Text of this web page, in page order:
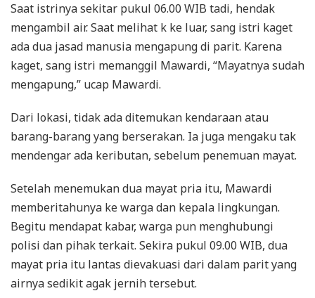
Saat istrinya sekitar pukul 06.00 WIB tadi, hendak
mengambil air. Saat melihat k ke luar, sang istri kaget
ada dua jasad manusia mengapung di parit. Karena
kaget, sang istri memanggil Mawardi, “Mayatnya sudah
mengapung,” ucap Mawardi.
Dari lokasi, tidak ada ditemukan kendaraan atau
barang-barang yang berserakan. Ia juga mengaku tak
mendengar ada keributan, sebelum penemuan mayat.
Setelah menemukan dua mayat pria itu, Mawardi
memberitahunya ke warga dan kepala lingkungan.
Begitu mendapat kabar, warga pun menghubungi
polisi dan pihak terkait. Sekira pukul 09.00 WIB, dua
mayat pria itu lantas dievakuasi dari dalam parit yang
airnya sedikit agak jernih tersebut.